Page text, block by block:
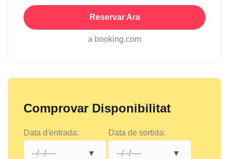
Reservar Ara
a booking.com
Comprovar Disponibilitat
Data d'entrada: Data de sortida: